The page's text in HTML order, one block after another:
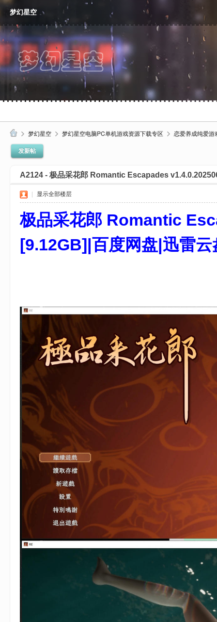
梦幻星空
梦
幻
梦幻星空 梦幻星空电脑PC单机游戏资源下载专区 恋爱养成纯爱游
发新帖
A2124 - 极品采花郎 Romantic Escapades
显示全部楼层
极品采花郎 Romantic
[9.12GB]|百度网盘|迅雷